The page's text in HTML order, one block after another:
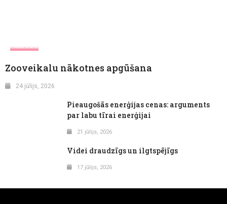
FASHION
Zooveikalu nākotnes apgūšana
24 jūlijs, 2026
Pieaugošās enerģijas cenas: arguments
par labu tīrai enerģijai
21 jūlijs, 2026
Videi draudzīgs un ilgtspējīgs
17 jūlijs, 2026